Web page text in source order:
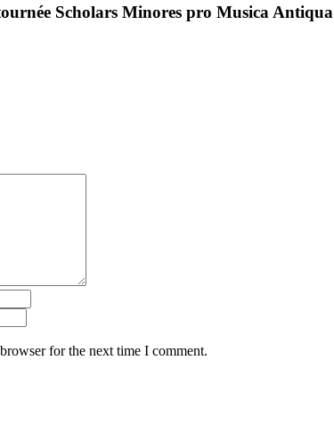
Scholars Minores pro Musica Antiqua
for the next time I comment.